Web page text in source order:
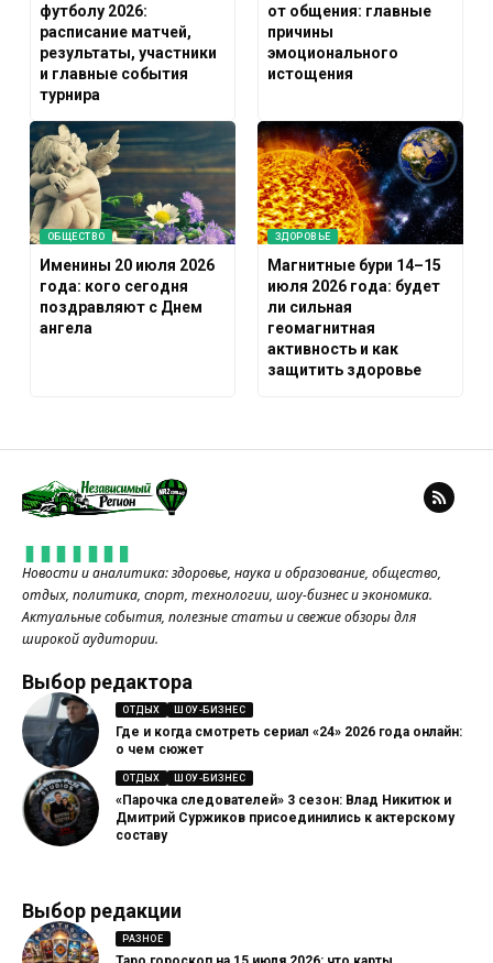
футболу 2026:
расписание матчей,
результаты, участники
и главные события
турнира
от общения: главные
причины
эмоционального
истощения
ОБЩЕСТВО
Именины 20 июля 2026
года: кого сегодня
поздравляют с Днем
ангела
ЗДОРОВЬЕ
Магнитные бури 14–15
июля 2026 года: будет
ли сильная
геомагнитная
активность и как
защитить здоровье
Новости и аналитика: здоровье, наука и образование, общество,
отдых, политика, спорт, технологии, шоу-бизнес и экономика.
Актуальные события, полезные статьи и свежие обзоры для
широкой аудитории.
Выбор редактора
ОТДЫХ ШОУ-БИЗНЕС
Где и когда смотреть сериал «24» 2026 года онлайн:
о чем сюжет
ОТДЫХ ШОУ-БИЗНЕС
«Парочка следователей» 3 сезон: Влад Никитюк и
Дмитрий Суржиков присоединились к актерскому
составу
Выбор редакции
РАЗНОЕ